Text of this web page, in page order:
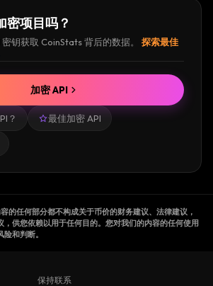
密项目吗？
钥获取 CoinStats 背后的数据。
探索最佳
？ 最佳加密 API
加密 API
的任何部分都不构成关于币价的财务建议、法律建议，
，供您依赖以用于任何目的。您对我们的内容的任何使用
和判断。
保持联系